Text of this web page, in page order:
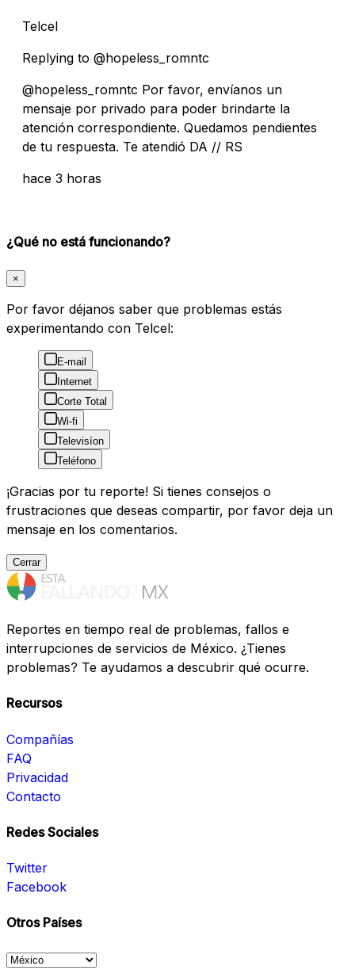
Telcel
Replying to @hopeless_romntc
@hopeless_romntc Por favor, envíanos un
mensaje por privado para poder brindarte la
atención correspondiente. Quedamos pendientes
de tu respuesta. Te atendió DA // RS
hace 3 horas
¿Qué no está funcionando?
×
Por favor déjanos saber que problemas estás
experimentando con Telcel:
E-mail
Internet
Corte Total
Wi-fi
Televisíon
Teléfono
¡Gracias por tu reporte! Si tienes consejos o
frustraciones que deseas compartir, por favor deja un
mensaje en los comentarios.
Cerrar
Reportes en tiempo real de problemas, fallos e
interrupciones de servicios de México. ¿Tienes
problemas? Te ayudamos a descubrir qué ocurre.
Recursos
Compañías
FAQ
Privacidad
Contacto
Redes Sociales
Twitter
Facebook
Otros Países